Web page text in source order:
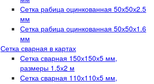
Сетка рабица оцинкованная 50х50х2.5
мм
Сетка рабица оцинкованная 50х50х1.6
мм
Сетка сварная в картах
Сетка сварная 150х150х5 мм,
размеры 1.5х2 м
Сетка сварная 110х110х5 мм,